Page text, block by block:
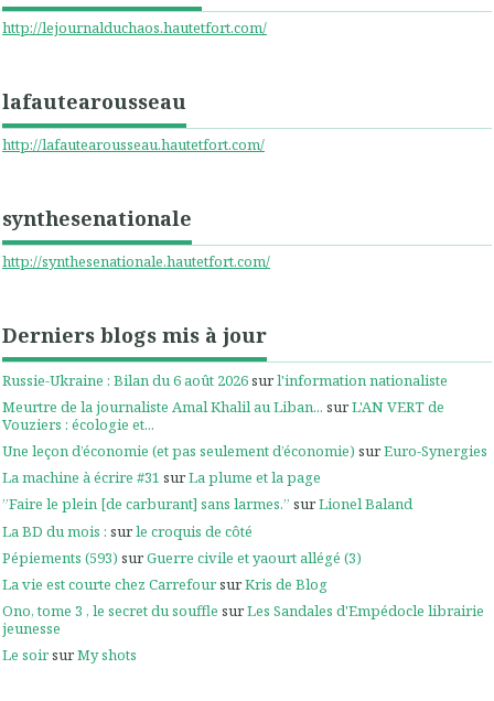
http://lejournalduchaos.hautetfort.com/
lafautearousseau
http://lafautearousseau.hautetfort.com/
synthesenationale
http://synthesenationale.hautetfort.com/
Derniers blogs mis à jour
Russie-Ukraine : Bilan du 6 août 2026surl'information nationaliste
Meurtre de la journaliste Amal Khalil au Liban... surL'AN VERT de
Vouziers : écologie et...
Une leçon d’économie (et pas seulement d’économie) surEuro-Synergies
La machine à écrire #31 surLa plume et la page
”Faire le plein [de carburant] sans larmes.” surLionel Baland
La BD du mois : surle croquis de côté
Pépiements (593) surGuerre civile et yaourt allégé (3)
La vie est courte chez CarrefoursurKris de Blog
Ono, tome 3 , le secret du souffle surLes Sandales d'Empédocle librairie
jeunesse
Le soirsurMy shots